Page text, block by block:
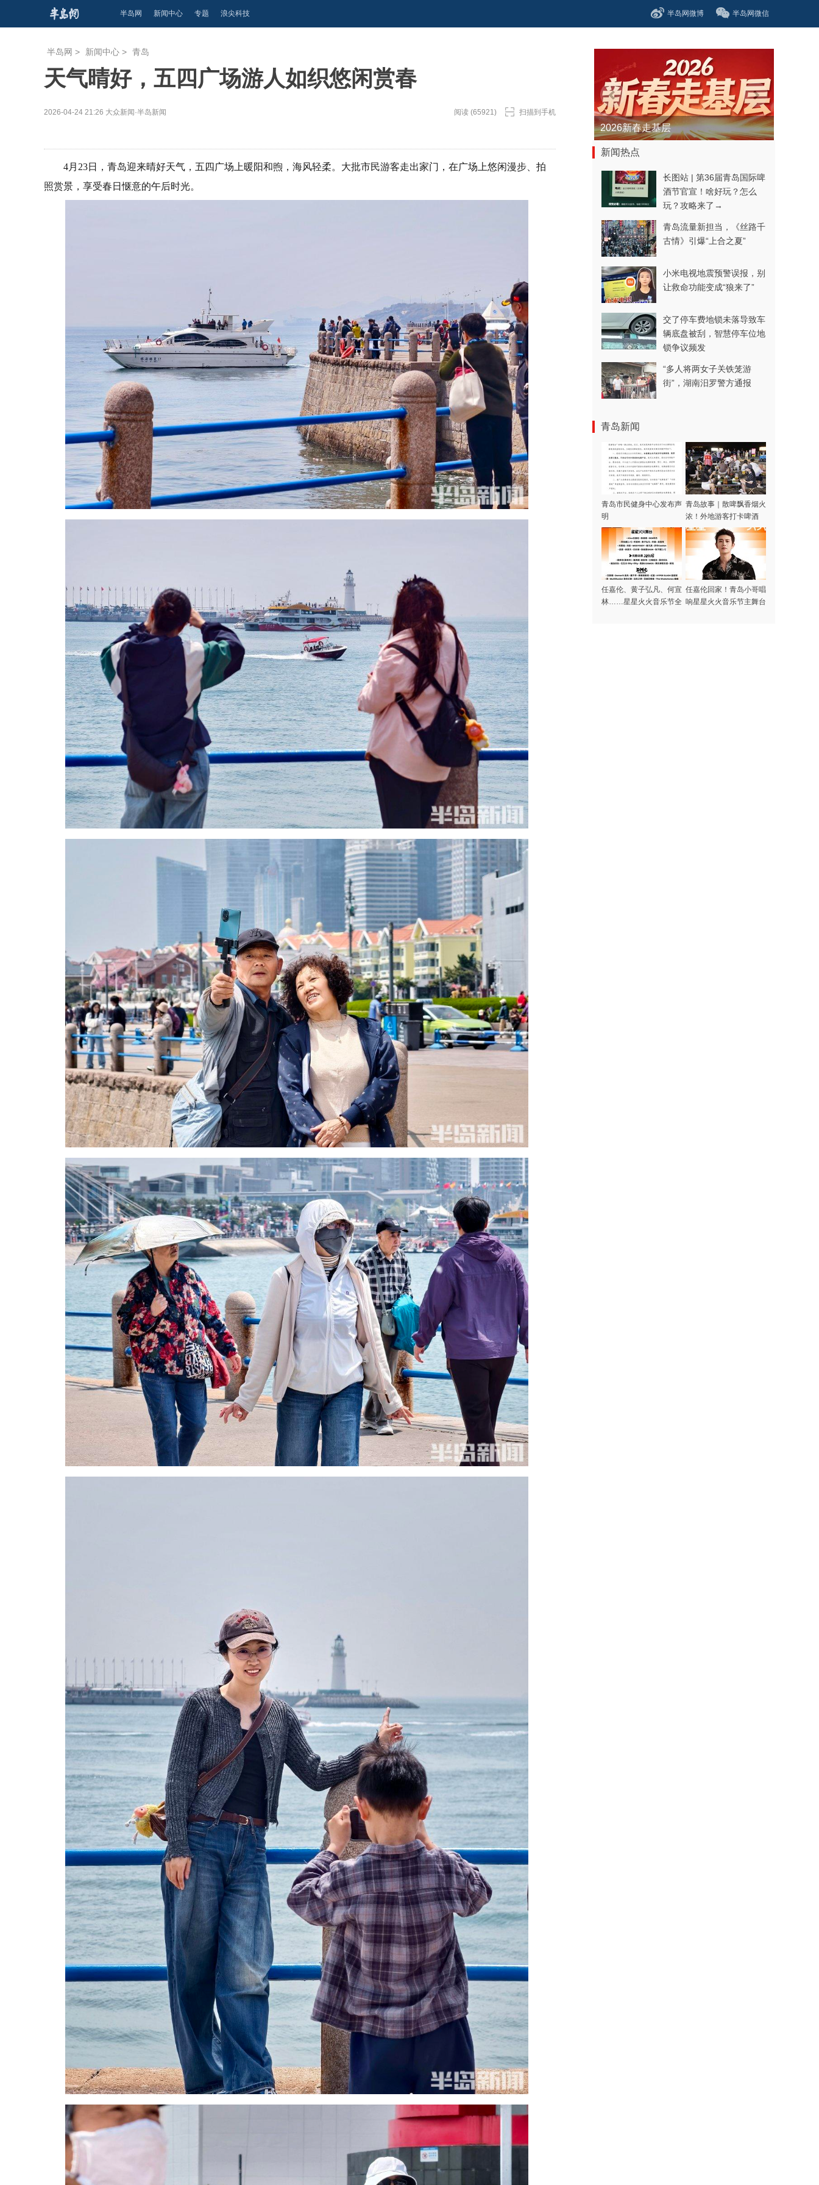
半岛网 新闻中心 专题 浪尖科技 半岛网微博 半岛网微信
半岛网 > 新闻中心 > 青岛
天气晴好，五四广场游人如织悠闲赏春
2026-04-24 21:26 大众新闻·半岛新闻 阅读 (65921) 扫描到手机
4月23日，青岛迎来晴好天气，五四广场上暖阳和煦，海风轻柔。大批市民游客走出家门，在广场上悠闲漫步、拍
照赏景，享受春日惬意的午后时光。
青春逐梦正当时——聚焦2026年中...
新闻热点
长图站 | 第36届青岛国际啤
酒节官宣！啥好玩？怎么
玩？攻略来了→
青岛流量新担当，《丝路千
古情》引爆“上合之夏”
小米电视地震预警误报，别
让救命功能变成“狼来了”
交了停车费地锁未落导致车
辆底盘被刮，智慧停车位地
锁争议频发
“多人将两女子关铁笼游
街”，湖南汨罗警方通报
青岛新闻
青岛市民健身中心发布声
明
青岛故事｜散啤飘香烟火
浓！外地游客打卡啤酒
屋，一场生日邂逅暖心合
唱
任嘉伦、黄子弘凡、何宣
林……星星火火音乐节全
任嘉伦回家！青岛小哥唱
响星星火火音乐节主舞台